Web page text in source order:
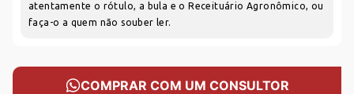
atentamente o rótulo, a bula e o Receituário Agronômico, ou
faça-o a quem não souber ler.
COMPRAR COM UM CONSULTOR